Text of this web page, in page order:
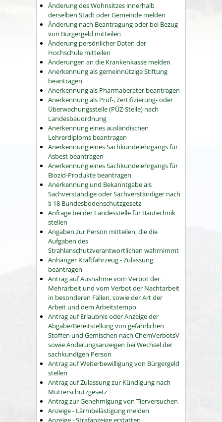
Änderung des Wohnsitzes innerhalb
derselben Stadt oder Gemeinde melden
Änderung nach Beantragung oder bei Bezug
von Bürgergeld mitteilen
Änderung persönlicher Daten der
Hochschule mitteilen
Änderungen an die Krankenkasse melden
Anerkennung als gemeinnützige Stiftung
beantragen
Anerkennung als Pharmaberater beantragen
Anerkennung als Prüf-, Zertifizierung- oder
Überwachungsstelle (PÜZ-Stelle) nach
Landesbauordnung
Anerkennung eines ausländischen
Lehrerdiploms beantragen
Anerkennung eines Sachkundelehrgangs für
Asbest beantragen
Anerkennung eines Sachkundelehrgangs für
Biozid-Produkte beantragen
Anerkennung und Bekanntgabe als
Sachverständige oder Sachverständiger nach
§ 18 Bundesbodenschutzgesetz
Anfrage bei der Landesstelle für Bautechnik
stellen
Angaben zur Person mitteilen, die die
Aufgaben des
Strahlenschutzverantwortlichen wahrnimmt
Anhänger Kraftfahrzeug - Zulassung
beantragen
Antrag auf Ausnahme vom Verbot der
Mehrarbeit und vom Verbot der Nachtarbeit
in besonderen Fällen, sowie der Art der
Arbeit und dem Arbeitstempo
Antrag auf Erlaubnis oder Anzeige der
Abgabe/Bereitstellung von gefährlichen
Stoffen und Gemischen nach ChemVerbotsV
sowie Änderungsanzeigen bei Wechsel der
sachkundigen Person
Antrag auf Weiterbewilligung von Bürgergeld
stellen
Antrag auf Zulassung zur Kündigung nach
Mutterschutzgesetz
Antrag zur Genehmigung von Tierversuchen
Anzeige - Lärmbelästigung melden
Anzeige - Strafanzeige erstatten